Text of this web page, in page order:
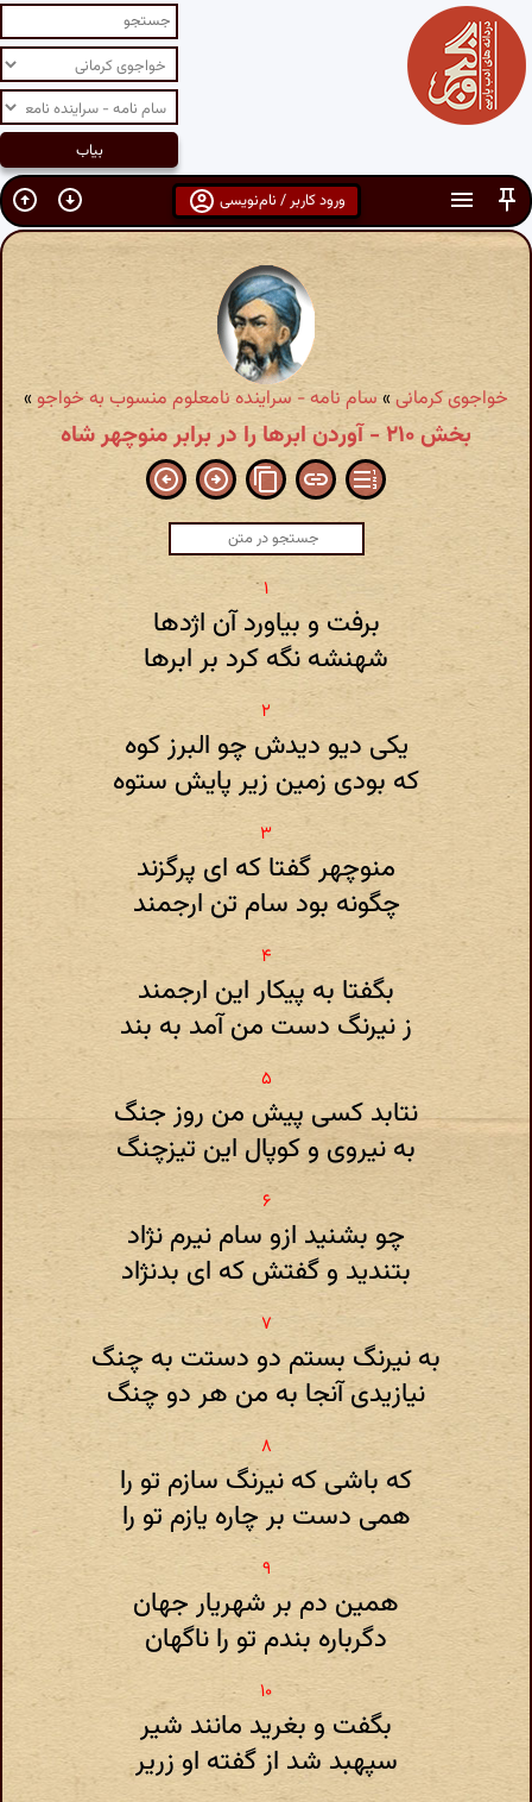
ورود کاربر / نام‌نویسی
خواجوی کرمانی» سام نامه - سراینده نامعلوم منسوب به خواجو»
بخش ۲۱۰ - آوردن ابرها را در برابر منوچهر شاه
برفت و بیاورد آن اژدها
شهنشه نگه کرد بر ابرها
یکی دیو دیدش چو البرز کوه
که بودی زمین زیر پایش ستوه
منوچهر گفتا که ای پرگزند
چگونه بود سام تن ارجمند
بگفتا به پیکار این ارجمند
ز نیرنگ دست من آمد به بند
نتابد کسی پیش من روز جنگ
به نیروی و کوپال این تیزچنگ
چو بشنید ازو سام نیرم نژاد
بتندید و گفتش که ای بدنژاد
به نیرنگ بستم دو دستت به چنگ
نیازیدی آنجا به من هر دو چنگ
که باشی که نیرنگ سازم تو را
همی دست بر چاره یازم تو را
همین دم بر شهریار جهان
دگرباره بندم تو را ناگهان
بگفت و بغرید مانند شیر
سپهبد شد از گفته او زریر